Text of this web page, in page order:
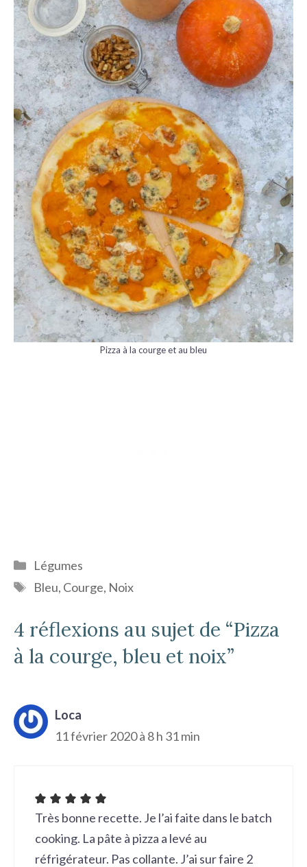
Pizza à la courge et au bleu
Catégories
Légumes
Étiquettes
Bleu, Courge, Noix
4 réflexions au sujet de “Pizza
à la courge, bleu et noix”
Loca
11 février 2020 à 8 h 31 min
Très bonne recette. Je l’ai faite dans le batch
cooking. La pâte à pizza a levé au
réfrigérateur. Pas collante. J’ai sur faire 2